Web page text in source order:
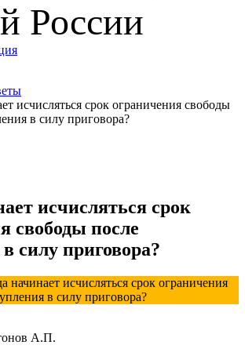
России
исчисляться срок ограничения свободы
в силу приговора?
исчисляться срок
свободы после
силу приговора?
начинает исчисляться срок ограничения
в силу приговора?
А.П.